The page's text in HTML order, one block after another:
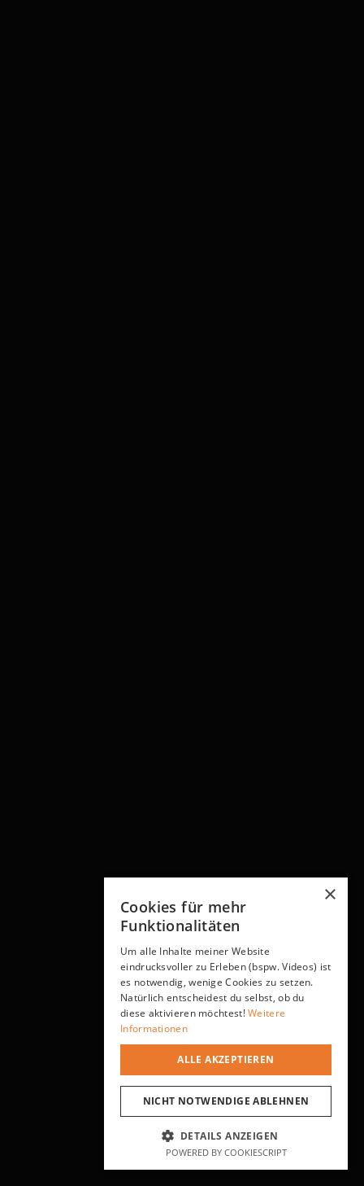
×
Cookies für mehr
Funktionalitäten
Um alle Inhalte meiner Website
eindrucksvoller zu Erleben (bspw. Videos) ist
es notwendig, wenige Cookies zu setzen.
Natürlich entscheidest du selbst, ob du
diese aktivieren möchtest!Weitere
Informationen
ALLE AKZEPTIEREN
NICHT NOTWENDIGE ABLEHNEN
DETAILS ANZEIGEN
POWERED BY COOKIESCRIPT